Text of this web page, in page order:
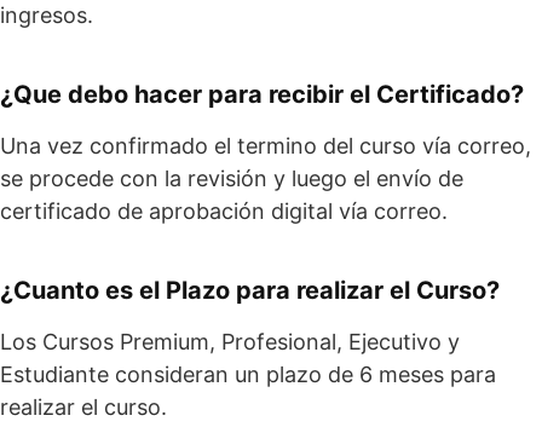
ingresos.
¿Que debo hacer para recibir el Certificado?
Una vez confirmado el termino del curso vía correo,
se procede con la revisión y luego el envío de
certificado de aprobación digital vía correo.
¿Cuanto es el Plazo para realizar el Curso?
Los Cursos Premium, Profesional, Ejecutivo y
Estudiante consideran un plazo de 6 meses para
realizar el curso.